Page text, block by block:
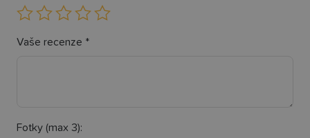
Vaše recenze *
Fotky (max 3):